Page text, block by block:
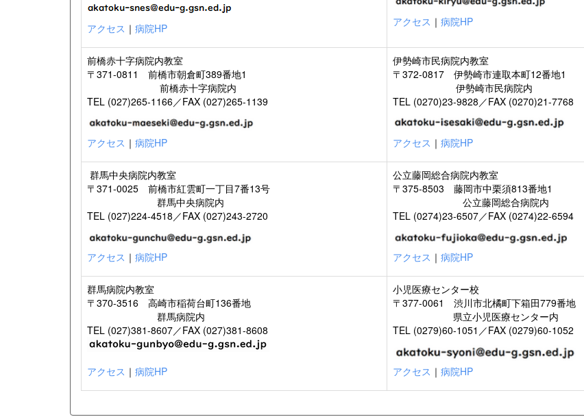
アクセス ｜ 病院HP アクセス ｜ 病院HP
前橋赤十字病院内教室
〒371-0811 前橋市朝倉町389番地1
前橋赤十字病院内
TEL (027)265-1166／FAX (027)265-1139
アクセス ｜ 病院HP
伊勢崎市民病院内教室
〒372-0817 伊勢崎市連取本町12番地1
伊勢崎市民病院内
TEL (0270)23-9828／FAX (0270)21-7768
アクセス ｜ 病院HP
群馬中央病院内教室
〒371-0025 前橋市紅雲町一丁目7番13号
群馬中央病院内
TEL (027)224-4518／FAX (027)243-2720
アクセス ｜ 病院HP
公立藤岡総合病院内教室
〒375-8503 藤岡市中栗須813番地1
公立藤岡総合病院内
TEL (0274)23-6507／FAX (0274)22-6594
アクセス ｜ 病院HP
群馬病院内教室
〒370-3516 高崎市稲荷台町136番地
群馬病院内
TEL (027)381-8607／FAX (027)381-8608
アクセス ｜ 病院HP
小児医療センター校
〒377-0061 渋川市北橘町下箱田779番地
県立小児医療センター内
TEL (0279)60-1051／FAX (0279)60-1052
アクセス ｜ 病院HP